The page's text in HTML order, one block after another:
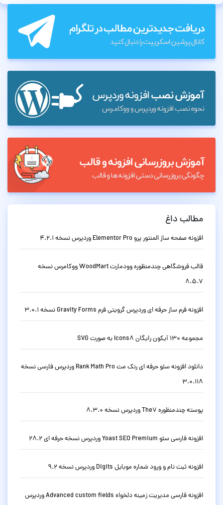
مطالب داغ
افزونه صفحه ساز المنتور پرو Elementor Pro وردپرس نسخه 4.2.1
قالب فروشگاهی چندمنظوره وودمارت WoodMart ووکامرس نسخه
8.5.7
افزونه فرم ساز حرفه ای وردپرس گرویتی فرم Gravity Forms نسخه 3.0.1
مجموعه 130 آیکون رایگان Icons8 به صورت SVG
دانلود افزونه سئو حرفه ای رنک مث Rank Math Pro وردپرس فارسی نسخه
3.0.118
پوسته چندمنظوره The7 وردپرس نسخه 8.3.0
افزونه فارسی سئو Yoast SEO Premium وردپرس نسخه حرفه ای 28.2
افزونه ثبت نام و ورود شماره موبایل Digits وردپرس نسخه 9.2
افزونه فارسی مدیریت زمینه دلخواه Advanced custom fields وردپرس